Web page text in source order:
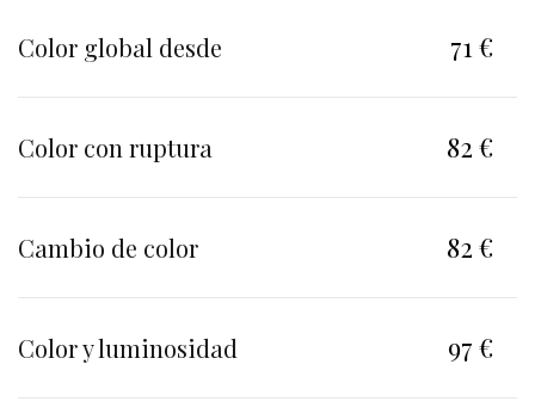
Color global desde 71 €
Color con ruptura 82 €
Cambio de color 82 €
Color y luminosidad 97 €